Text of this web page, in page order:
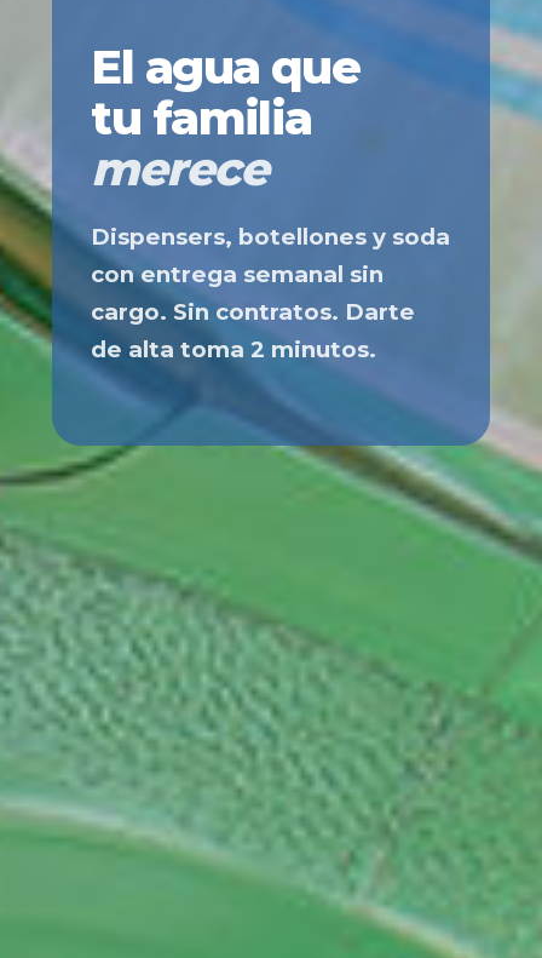
El agua que
tu familia
merece
Dispensers, botellones y soda
con entrega semanal sin
cargo. Sin contratos. Darte
de alta toma 2 minutos.